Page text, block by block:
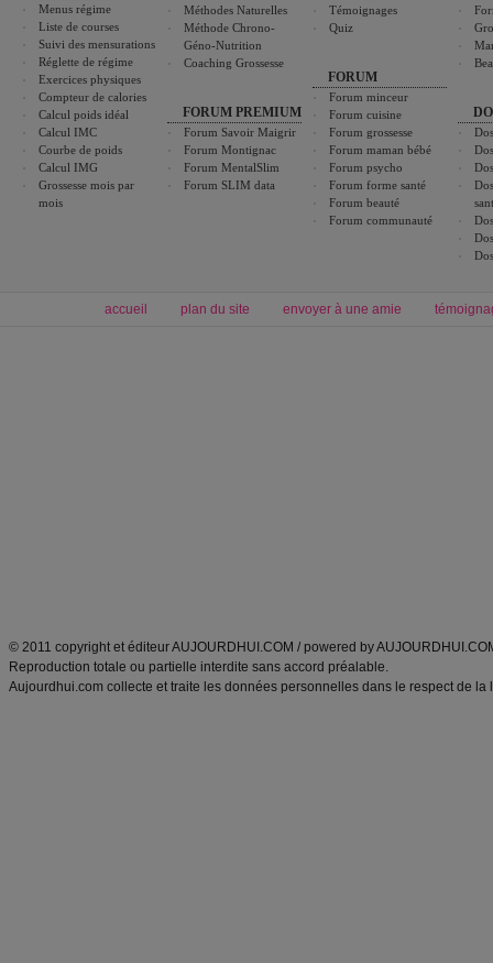
Menus régime
Liste de courses
Suivi des mensurations
Réglette de régime
Exercices physiques
Compteur de calories
Calcul poids idéal
Calcul IMC
Courbe de poids
Calcul IMG
Grossesse mois par
mois
Méthodes Naturelles
Méthode Chrono-
Géno-Nutrition
Coaching Grossesse
FORUM PREMIUM
Forum Savoir Maigrir
Forum Montignac
Forum MentalSlim
Forum SLIM data
Témoignages
Quiz
FORUM
Forum minceur
Forum cuisine
Forum grossesse
Forum maman bébé
Forum psycho
Forum forme santé
Forum beauté
Forum communauté
accueil plan du site envoyer à une amie
© 2011 copyright et éditeur AUJOURDHUI.COM / powered by
Reproduction totale ou partielle interdite sans accord préalable.
Aujourdhui.com collecte et traite les données personnelles dans le respect de